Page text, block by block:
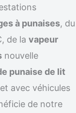
à punaises, du
de la vapeur
nouvelle
punaise de lit
avec véhicules
de notre